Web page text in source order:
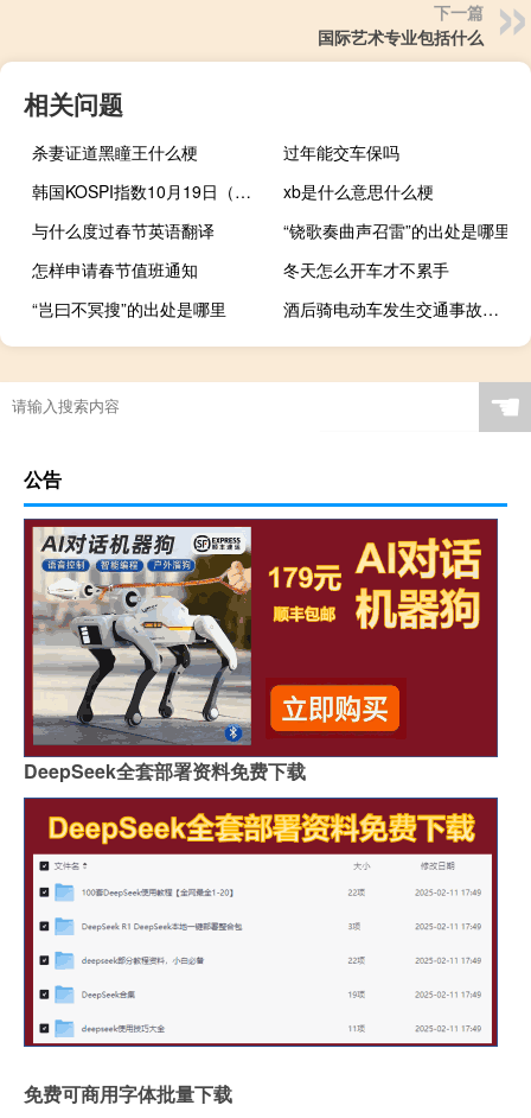
下一篇
国际艺术专业包括什么
相关问题
杀妻证道黑瞳王什么梗
过年能交车保吗
韩国KOSPI指数10月19日（周四）收盘下跌46.84点跌幅1.90%报2415.76点
xb是什么意思什么梗
与什么度过春节英语翻译
“铙歌奏曲声召雷”的出处是哪里
怎样申请春节值班通知
冬天怎么开车才不累手
“岂曰不冥搜”的出处是哪里
酒后骑电动车发生交通事故怎么处理
☚
公告
DeepSeek全套部署资料免费下载
免费可商用字体批量下载